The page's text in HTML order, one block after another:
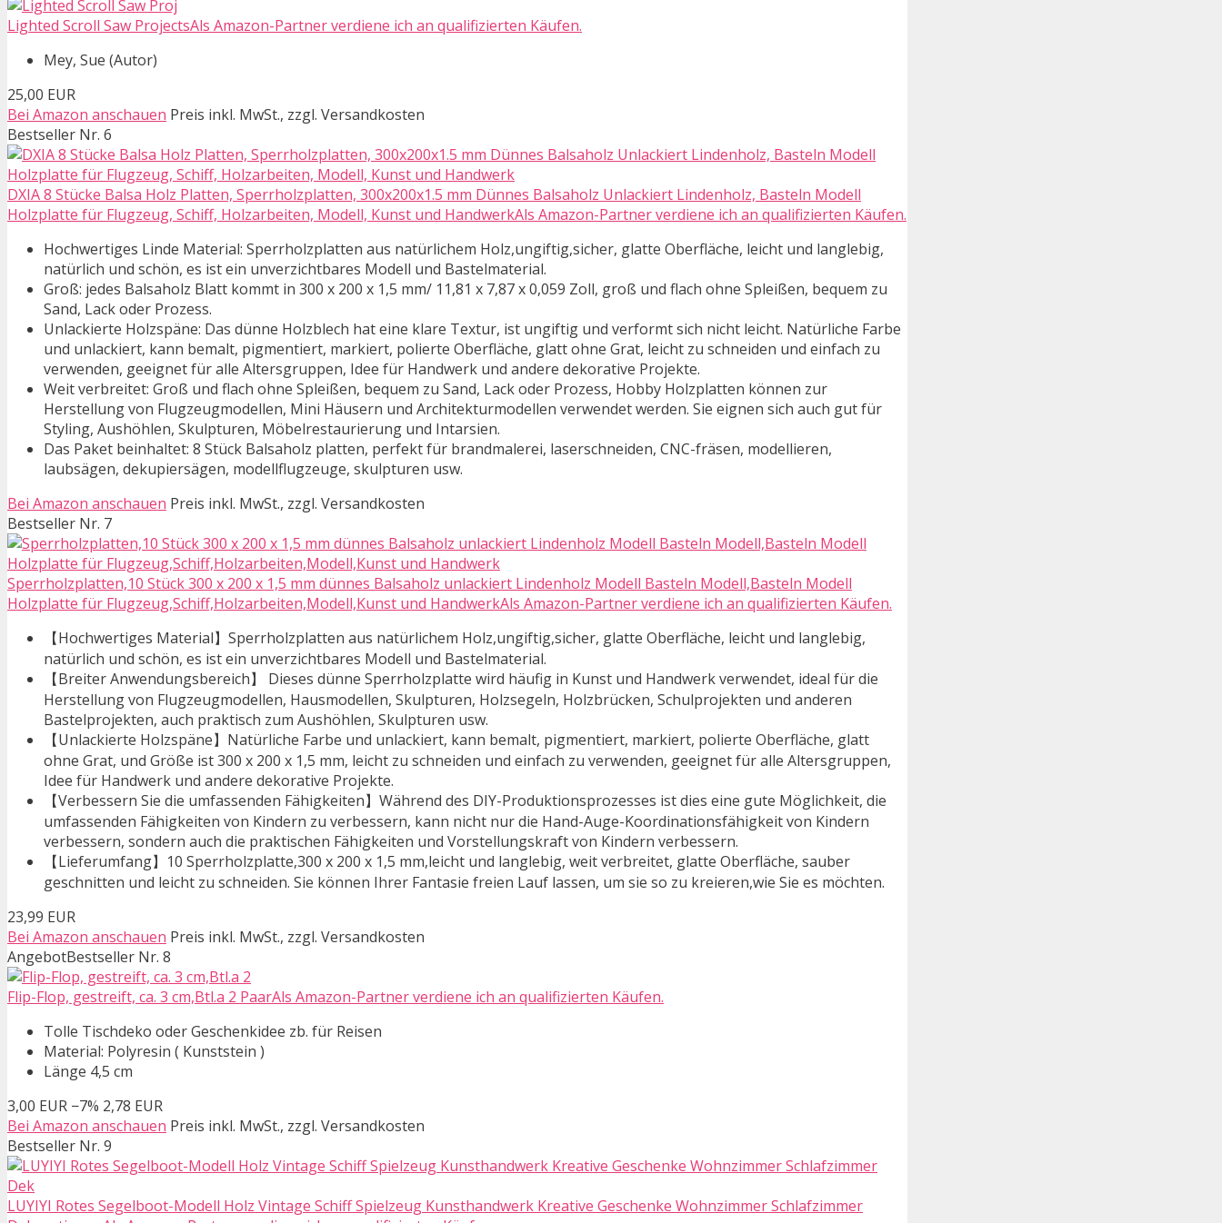
Lighted Scroll Saw ProjectsAls Amazon-Partner verdiene ich an qualifizierten Käufen.
Mey, Sue (Autor)
25,00 EUR
Bei Amazon anschauen Preis inkl. MwSt., zzgl. Versandkosten
Bestseller Nr. 6
DXIA 8 Stücke Balsa Holz Platten, Sperrholzplatten, 300x200x1.5 mm Dünnes Balsaholz Unlackiert Lindenholz, Basteln Modell
Holzplatte für Flugzeug, Schiff, Holzarbeiten, Modell, Kunst und HandwerkAls Amazon-Partner verdiene ich an qualifizierten Käufen.
Hochwertiges Linde Material: Sperrholzplatten aus natürlichem Holz,ungiftig,sicher, glatte Oberfläche, leicht und langlebig,
natürlich und schön, es ist ein unverzichtbares Modell und Bastelmaterial.
Groß: jedes Balsaholz Blatt kommt in 300 x 200 x 1,5 mm/ 11,81 x 7,87 x 0,059 Zoll, groß und flach ohne Spleißen, bequem zu
Sand, Lack oder Prozess.
Unlackierte Holzspäne: Das dünne Holzblech hat eine klare Textur, ist ungiftig und verformt sich nicht leicht. Natürliche Farbe
und unlackiert, kann bemalt, pigmentiert, markiert, polierte Oberfläche, glatt ohne Grat, leicht zu schneiden und einfach zu
verwenden, geeignet für alle Altersgruppen, Idee für Handwerk und andere dekorative Projekte.
Weit verbreitet: Groß und flach ohne Spleißen, bequem zu Sand, Lack oder Prozess, Hobby Holzplatten können zur
Herstellung von Flugzeugmodellen, Mini Häusern und Architekturmodellen verwendet werden. Sie eignen sich auch gut für
Styling, Aushöhlen, Skulpturen, Möbelrestaurierung und Intarsien.
Das Paket beinhaltet: 8 Stück Balsaholz platten, perfekt für brandmalerei, laserschneiden, CNC-fräsen, modellieren,
laubsägen, dekupiersägen, modellflugzeuge, skulpturen usw.
Bei Amazon anschauen Preis inkl. MwSt., zzgl. Versandkosten
Bestseller Nr. 7
Sperrholzplatten,10 Stück 300 x 200 x 1,5 mm dünnes Balsaholz unlackiert Lindenholz Modell Basteln Modell,Basteln Modell
Holzplatte für Flugzeug,Schiff,Holzarbeiten,Modell,Kunst und HandwerkAls Amazon-Partner verdiene ich an qualifizierten Käufen.
【Hochwertiges Material】Sperrholzplatten aus natürlichem Holz,ungiftig,sicher, glatte Oberfläche, leicht und langlebig,
natürlich und schön, es ist ein unverzichtbares Modell und Bastelmaterial.
【Breiter Anwendungsbereich】 Dieses dünne Sperrholzplatte wird häufig in Kunst und Handwerk verwendet, ideal für die
Herstellung von Flugzeugmodellen, Hausmodellen, Skulpturen, Holzsegeln, Holzbrücken, Schulprojekten und anderen
Bastelprojekten, auch praktisch zum Aushöhlen, Skulpturen usw.
【Unlackierte Holzspäne】Natürliche Farbe und unlackiert, kann bemalt, pigmentiert, markiert, polierte Oberfläche, glatt
ohne Grat, und Größe ist 300 x 200 x 1,5 mm, leicht zu schneiden und einfach zu verwenden, geeignet für alle Altersgruppen,
Idee für Handwerk und andere dekorative Projekte.
【Verbessern Sie die umfassenden Fähigkeiten】Während des DIY-Produktionsprozesses ist dies eine gute Möglichkeit, die
umfassenden Fähigkeiten von Kindern zu verbessern, kann nicht nur die Hand-Auge-Koordinationsfähigkeit von Kindern
verbessern, sondern auch die praktischen Fähigkeiten und Vorstellungskraft von Kindern verbessern.
【Lieferumfang】10 Sperrholzplatte,300 x 200 x 1,5 mm,leicht und langlebig, weit verbreitet, glatte Oberfläche, sauber
geschnitten und leicht zu schneiden. Sie können Ihrer Fantasie freien Lauf lassen, um sie so zu kreieren,wie Sie es möchten.
23,99 EUR
Bei Amazon anschauen Preis inkl. MwSt., zzgl. Versandkosten
AngebotBestseller Nr. 8
Flip-Flop, gestreift, ca. 3 cm,Btl.a 2 PaarAls Amazon-Partner verdiene ich an qualifizierten Käufen.
Tolle Tischdeko oder Geschenkidee zb. für Reisen
Material: Polyresin ( Kunststein )
Länge 4,5 cm
3,00 EUR −7% 2,78 EUR
Bei Amazon anschauen Preis inkl. MwSt., zzgl. Versandkosten
Bestseller Nr. 9
LUYIYI Rotes Segelboot-Modell Holz Vintage Schiff Spielzeug Kunsthandwerk Kreative Geschenke Wohnzimmer Schlafzimmer